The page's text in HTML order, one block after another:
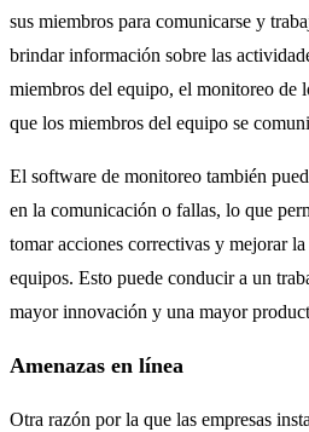
sus miembros para comunicarse y
brindar información sobre las
miembros del equipo, el monitoreo de
que los miembros del equipo se
El software de monitoreo también
en la comunicación o fallas, lo que
tomar acciones correctivas y mejorar
equipos. Esto puede conducir a un
mayor innovación y una mayor
Amenazas en línea
Otra razón por la que las empresas